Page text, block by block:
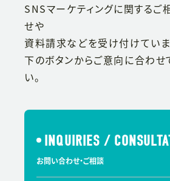
SNSマーケティングに関するご
せや
資料請求などを受け付けていま
下のボタンからご意向に合わせ
い。
INQUIRIES /
お問い合わせ・ご相談